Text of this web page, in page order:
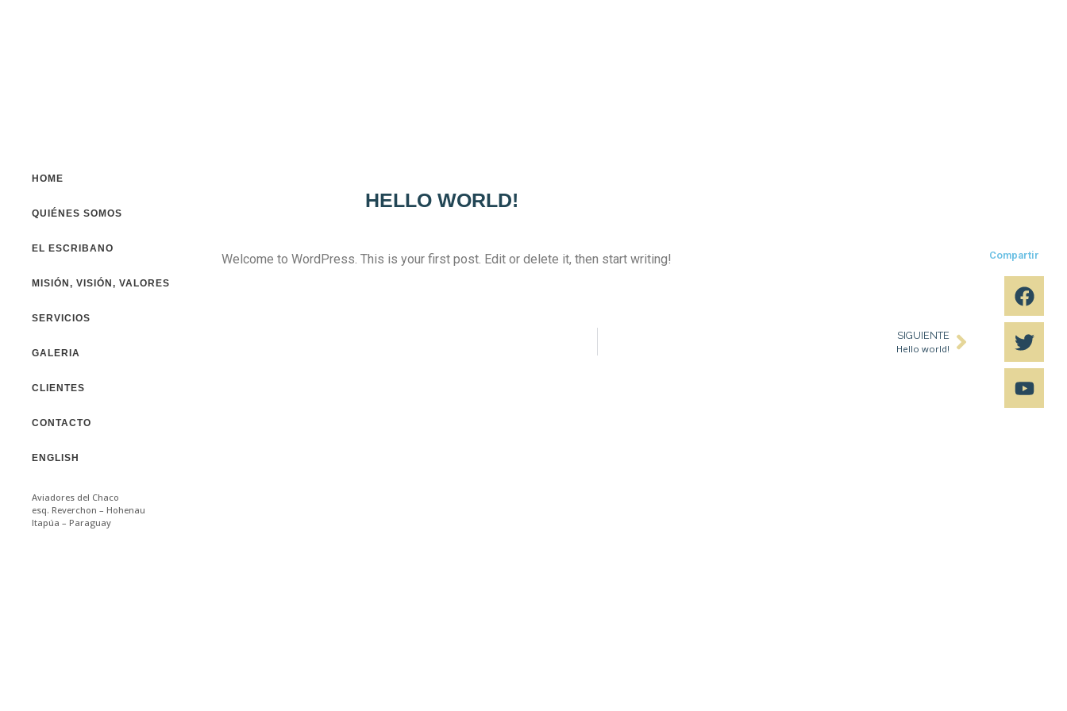
HOME
QUIÉNES SOMOS
EL ESCRIBANO
MISIÓN, VISIÓN, VALORES
SERVICIOS
GALERIA
CLIENTES
CONTACTO
ENGLISH
Aviadores del Chaco
esq. Reverchon – Hohenau
Itapúa – Paraguay
HELLO WORLD!
Welcome to WordPress. This is your first post. Edit or delete it, then start writing!
SIGUIENTE
Hello world!
Compartir